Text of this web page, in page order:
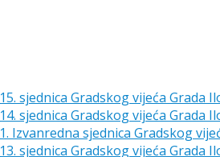
15. sjednica Gradskog vijeća Grada
14. sjednica Gradskog vijeća Grada
1. Izvanredna sjednica Gradskog
13. sjednica Gradskog vijeća Grada